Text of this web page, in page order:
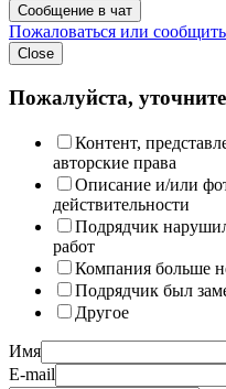
Сообщение в чат
Пожаловаться или
Close
Пожалуйста,
Контент,
авторские права
Описание и/или
действительности
Подрядчик
работ
Компания больше
Подрядчик был
Другое
Имя
E-mail